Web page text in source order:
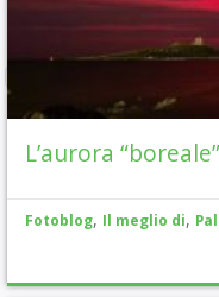
L’aurora
Fotoblog, Il meglio di,